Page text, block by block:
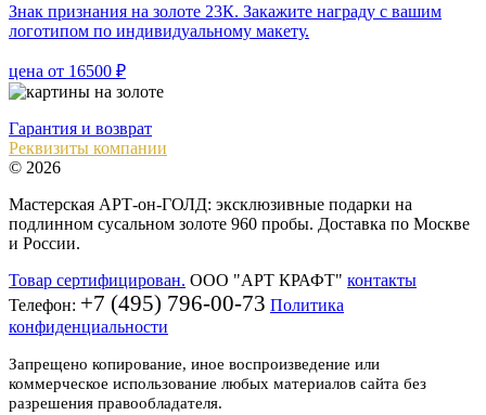
Знак признания на золоте 23К. Закажите награду с вашим
логотипом по индивидуальному макету.
цена от 16500 ₽
Гарантия и возврат
Реквизиты компании
© 2026
Мастерская АРТ-он-ГОЛД: эксклюзивные подарки на
подлинном сусальном золоте 960 пробы. Доставка по Москве
и России.
Товар сертифицирован. ООО "АРТ КРАФТ" контакты
Телефон: +7 (495) 796-00-73 Политика
конфиденциальности
Запрещено копирование, иное воспроизведение или
коммерческое использование любых материалов сайта без
разрешения правообладателя.